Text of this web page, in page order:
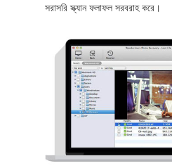
সরাসরি স্ক্যান ফলাফল সরবরাহ করে।